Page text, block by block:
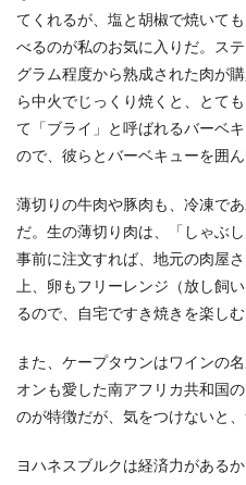
てくれるが、塩と胡椒で焼いて
べるのが私のお気に入りだ。ス
グラム程度から熟成された肉が
ら中火でじっくり焼くと、とて
て「ブライ」と呼ばれるバーベ
ので、彼らとバーベキューを囲
薄切りの牛肉や豚肉も、冷凍で
だ。生の薄切り肉は、「しゃぶ
事前に注文すれば、地元の肉屋
上、卵もフリーレンジ（放し飼
るので、自宅ですき焼きを楽しむ
また、ケープタウンはワインの
オンも愛した南アフリカ共和国
のが特徴だが、気をつけないと
ヨハネスブルクは経済力がある